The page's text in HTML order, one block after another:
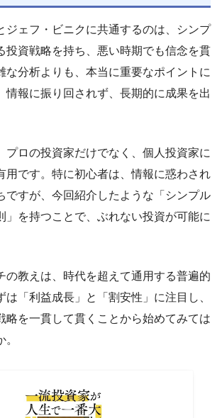
ジェフ・ビニクに共通するのは、シンプ
投資戦略を持ち、悪い時期でも信念を貫
な分析よりも、本当に重要なポイントに
情報に振り回されず、長期的に成果を出
プロの投資家だけでなく、個人投資家に
用です。特に初心者は、情報に惑わされ
ですが、今回紹介したような「シンプル
」を持つことで、ぶれない投資が可能に
の教えは、時代を超えて通用する普遍的
は「利益成長」と「割安性」に注目し、
略を一貫して貫くことから始めてみては